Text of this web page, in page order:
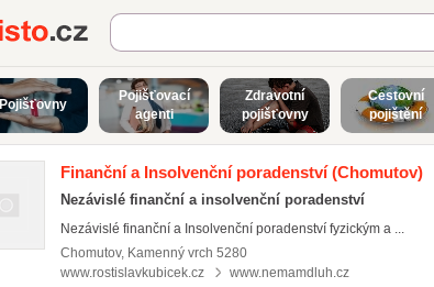
Najisto.cz
Pojišťovny
Pojišťovací
agenti
Zdravotní
pojišťovny
Cestovní
pojištění
Finanční a Insolvenční poradenství(Chomutov)
Nezávislé finanční a insolvenční poradenství
Nezávislé finanční a Insolvenční poradenství fyzickým a ...
Chomutov, Kamenný vrch 5280
www.rostislavkubicek.cz
www.nemamdluh.cz